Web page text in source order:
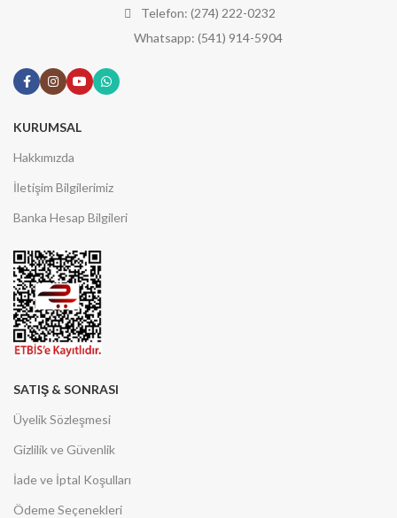
Telefon: (274) 222-0232
Whatsapp: (541) 914-5904
KURUMSAL
Hakkımızda
İletişim Bilgilerimiz
Banka Hesap Bilgileri
SATIŞ & SONRASI
Üyelik Sözleşmesi
Gizlilik ve Güvenlik
İade ve İptal Koşulları
Ödeme Seçenekleri